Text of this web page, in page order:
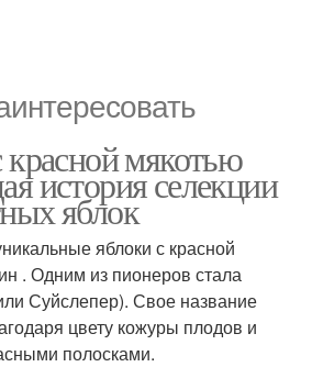
красной мякотью
история селекции
яблок
яблоки с красной
. Одним из пионеров стала
Суйслепер). Свое название
цвету кожуры плодов и
полосками.